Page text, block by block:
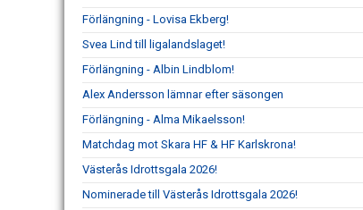
Förlängning - Lovisa Ekberg!
Svea Lind till ligalandslaget!
Förlängning - Albin Lindblom!
Alex Andersson lämnar efter säsongen
Förlängning - Alma Mikaelsson!
Matchdag mot Skara HF & HF Karlskrona!
Västerås Idrottsgala 2026!
Nominerade till Västerås Idrottsgala 2026!